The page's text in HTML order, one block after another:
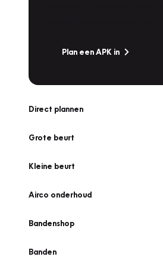
Plan een APK in
Direct plannen
Grote beurt
Kleine beurt
Airco onderhoud
Bandenshop
Banden